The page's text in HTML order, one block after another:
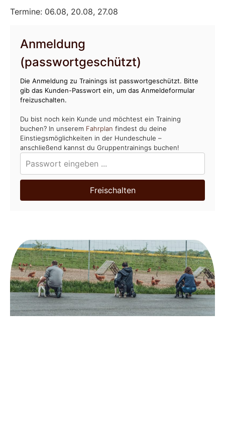
Termine: 06.08, 20.08, 27.08
Anmeldung
(passwortgeschützt)
Die Anmeldung zu Trainings ist passwortgeschützt. Bitte
gib das Kunden-Passwort ein, um das Anmeldeformular
freizuschalten.
Du bist noch kein Kunde und möchtest ein Training
buchen? In unserem Fahrplan findest du deine
Einstiegsmöglichkeiten in der Hundeschule –
anschließend kannst du Gruppentrainings buchen!
Freischalten